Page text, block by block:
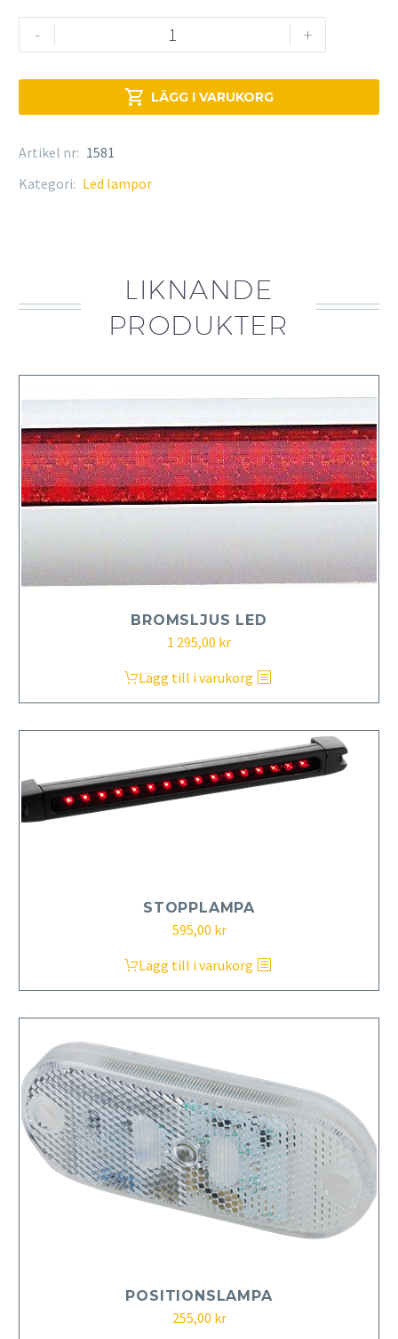
-
Skyltlampa
mängd
+
 LÄGG I VARUKORG
Artikel nr: 1581
Kategori: Led lampor
LIKNANDE
PRODUKTER
BROMSLJUS LED
1 295,00 kr
Lägg till i varukorg
STOPPLAMPA
595,00 kr
Lägg till i varukorg
POSITIONSLAMPA
255,00 kr